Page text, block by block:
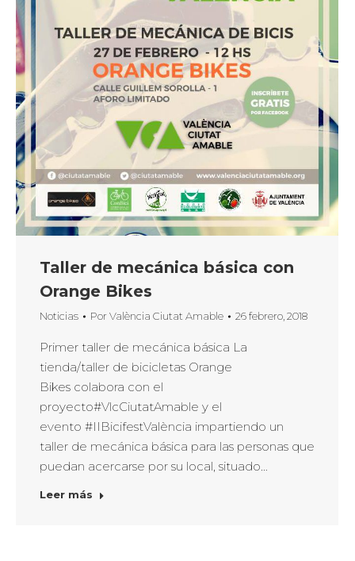
Taller de mecánica básica con
Orange Bikes
Noticias PorValència Ciutat Amable 26 febrero, 2018
Primer taller de mecánica básica La
tienda/taller de bicicletas Orange
Bikes colabora con el
proyecto#VlcCiutatAmable y el
evento #IIBicifestValència impartiendo un
taller de mecánica básica para las personas que
puedan acercarse por su local, situado…
Leer más